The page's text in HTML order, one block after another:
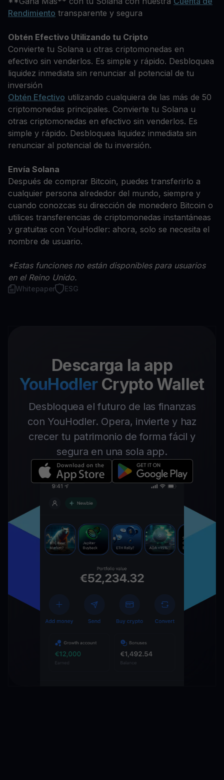
Rendimiento transparente y segura
Obtén Efectivo Utilizando tu Cripto
Convierte tu Solana u otras criptomonedas en
efectivo sin venderlos. Es simple y rápido. Desbloquea
liquidez inmediata sin renunciar al potencial de tu
inversión
Obtén Efectivo utilizando cualquiera de las más de 50
criptomonedas principales. Convierte tu Solana u
otras criptomonedas en efectivo sin venderlos. Es
simple y rápido. Desbloquea liquidez inmediata sin
renunciar al potencial de tu inversión.
Envía Solana
Después de comprar Bitcoin, puedes transferirlo a
cualquier persona alrededor del mundo, siempre y
cuando conozcas su dirección de monedero Bitcoin o
utilices transferencias de criptomonedas instantáneas
y gratuitas con YouHodler: ahora, solo se necesita el
nombre de usuario.
*Estas funciones no están disponibles para usuarios
en el Reino Unido.
Whitepaper ESG
Descarga la app
YouHodler Crypto Wallet
Desbloquea el futuro de las finanzas
con YouHodler. Opera, invierte y haz
crecer tu patrimonio de forma fácil y
segura en una sola app.